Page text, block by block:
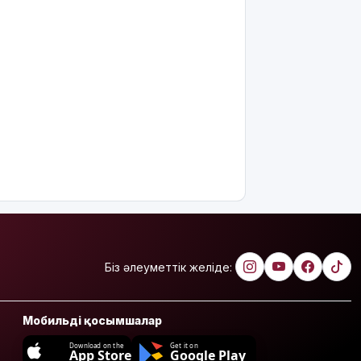
Біз әлеуметтік желіде:
Мобильді қосымшалар
Download on the
App Store
Get it on
Google Play